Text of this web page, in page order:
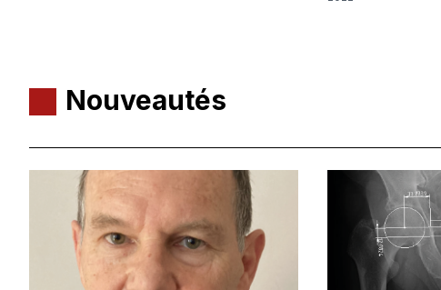
Nouveautés